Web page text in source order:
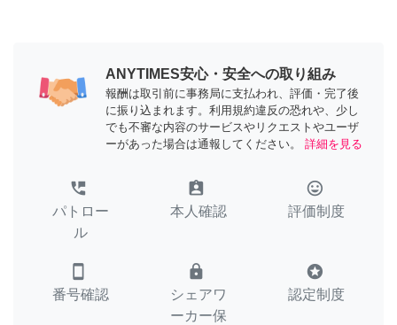
ANYTIMES安心・安全への取り組み
報酬は取引前に事務局に支払われ、評価・完了後
に振り込まれます。利用規約違反の恐れや、少し
でも不審な内容のサービスやリクエストやユーザ
ーがあった場合は通報してください。
詳細を見る
perm_phone_msg
パトロー
ル
assignment_ind
本人確認
tag_faces
評価制度
smartphone
番号確認
lock
シェアワ
ーカー保
stars
認定制度